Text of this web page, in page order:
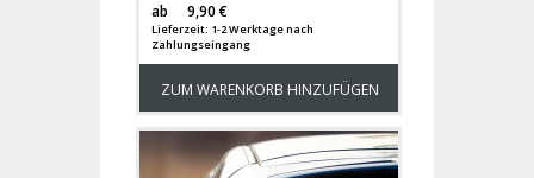
ab
9,90 €
Lieferzeit: 1-2 Werktage nach
Zahlungseingang
ZUM WARENKORB HINZUFÜGEN